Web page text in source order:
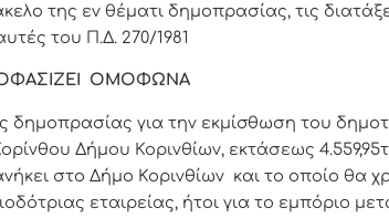
της εν θέματι δημοπρασίας, τις
του Π.Δ. 270/1981
ΟΜΟΦΩΝΑ
δημοπρασίας για την εκμίσθωση του
Δήμου Κορινθίων, εκτάσεως
στο Δήμο Κορινθίων και το οποίο θα
εταιρείας, ήτοι για το εμπόριο